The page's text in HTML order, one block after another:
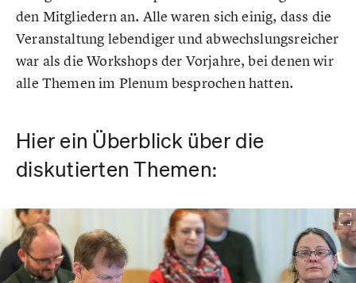
den Mitgliedern an. Alle waren sich einig, dass die
Veranstaltung lebendiger und abwechslungsreicher
war als die Workshops der Vorjahre, bei denen wir
alle Themen im Plenum besprochen hatten.
Hier ein Überblick über die
diskutierten Themen: